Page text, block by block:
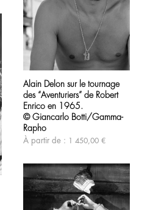
Ce
a
plusieurs
variations.
Les
options
peuvent
être
sur
page
du
Alain Delon sur le tournage
des “Aventuriers” de Robert
Enrico en 1965.
© Giancarlo Botti/Gamma-
Rapho
À partir de : 1 450,00 €